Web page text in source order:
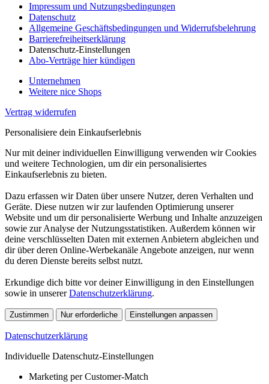
Impressum und Nutzungsbedingungen
Datenschutz
Allgemeine Geschäftsbedingungen und Widerrufsbelehrung
Barrierefreiheitserklärung
Datenschutz-Einstellungen
Abo-Verträge hier kündigen
Unternehmen
Weitere nice Shops
Vertrag widerrufen
Personalisiere dein Einkaufserlebnis
Nur mit deiner individuellen Einwilligung verwenden wir Cookies
und weitere Technologien, um dir ein personalisiertes
Einkaufserlebnis zu bieten.
Dazu erfassen wir Daten über unsere Nutzer, deren Verhalten und
Geräte. Diese nutzen wir zur laufenden Optimierung unserer
Website und um dir personalisierte Werbung und Inhalte anzuzeigen
sowie zur Analyse der Nutzungsstatistiken. Außerdem können wir
deine verschlüsselten Daten mit externen Anbietern abgleichen und
dir über deren Online-Werbekanäle Angebote anzeigen, nur wenn
du deren Dienste bereits selbst nutzt.
Erkundige dich bitte vor deiner Einwilligung in den Einstellungen
sowie in unsererDatenschutzerklärung.
Zustimmen Nur erforderliche Einstellungen anpassen
Datenschutzerklärung
Individuelle Datenschutz-Einstellungen
Marketing per Customer-Match